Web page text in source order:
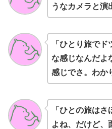
うなカメラと演
「ひとり旅で
な感じなんだよ
感じでさ。わか
「ひとの旅は
よね、だけど、